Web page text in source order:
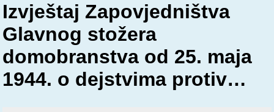
Izvještaj Zapovjedništva
Glavnog stožera
domobranstva od 25. maja
1944. o dejstvima protiv…